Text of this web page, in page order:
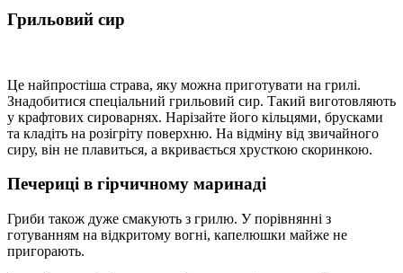
Грильовий сир
Це найпростіша страва, яку можна приготувати на грилі.
Знадобитися спеціальний грильовий сир. Такий виготовляють
у крафтових сироварнях. Нарізайте його кільцями, брусками
та кладіть на розігріту поверхню. На відміну від звичайного
сиру, він не плавиться, а вкривається хрусткою скоринкою.
Печериці в гірчичному маринаді
Гриби також дуже смакують з грилю. У порівнянні з
готуванням на відкритому вогні, капелюшки майже не
пригорають.